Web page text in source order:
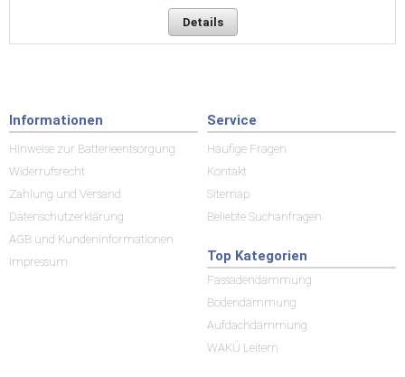
Details
Informationen
Hinweise zur Batterieentsorgung
Widerrufsrecht
Zahlung und Versand
Datenschutzerklärung
AGB und Kundeninformationen
Impressum
Service
Häufige Fragen
Kontakt
Sitemap
Beliebte Suchanfragen
Top Kategorien
Fassadendämmung
Bodendämmung
Aufdachdämmung
WAKÜ Leitern